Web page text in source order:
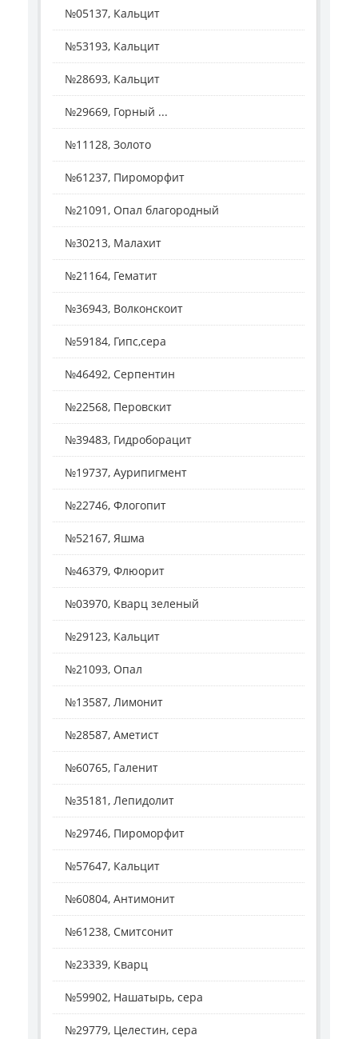
№05137, Кальцит
№53193, Кальцит
№28693, Кальцит
№29669, Горный ...
№11128, Золото
№61237, Пироморфит
№21091, Опал благородный
№30213, Малахит
№21164, Гематит
№36943, Волконскоит
№59184, Гипс,сера
№46492, Серпентин
№22568, Перовскит
№39483, Гидроборацит
№19737, Аурипигмент
№22746, Флогопит
№52167, Яшма
№46379, Флюорит
№03970, Кварц зеленый
№29123, Кальцит
№21093, Опал
№13587, Лимонит
№28587, Аметист
№60765, Галенит
№35181, Лепидолит
№29746, Пироморфит
№57647, Кальцит
№60804, Антимонит
№61238, Смитсонит
№23339, Кварц
№59902, Нашатырь, сера
№29779, Целестин, сера